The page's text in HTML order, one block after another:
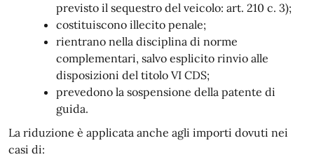
previsto il sequestro del veicolo: art. 210 c. 3);
costituiscono illecito penale;
rientrano nella disciplina di norme
complementari, salvo esplicito rinvio alle
disposizioni del titolo VI CDS;
prevedono la sospensione della patente di
guida.
La riduzione è applicata anche agli importi dovuti nei
casi di: